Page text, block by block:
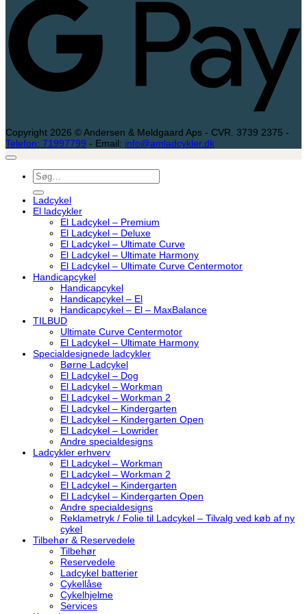
Copyright 2026 © Andersen & Meldgaard Aps - CVR. 3739 2375 -
Telefon: 71997799 - Email: info@amladcykler.dk
Søg
efter:
Ladcykel
El ladcykler
El Ladcykel – Premium
El Ladcykel – Deluxe
El Ladcykel – Ultimate Curve
El Ladcykel – Ultimate Harmony
El Ladcykel – Ultimate Curve Centermotor
Handicapcykel
Handicapcykel
Handicapcykel – El
Handicapcykel – El – MaxBalance
TILBUD
Ultimate Curve Centermotor
El Ladcykel – Ultimate Harmony
Specialdesignede ladcykler
Børne Ladcykel
El Ladcykel – Dog
El Ladcykel – Workman
El Ladcykel – Workman 2
El Ladcykel – Kindergarten
El Ladcykel – Kindergarten Open
El Ladcykel – Lowrider
Andre specialdesigns
Ladcykler erhverv
El Ladcykel – Workman
El Ladcykel – Workman 2
El Ladcykel – Kindergarten
El Ladcykel – Kindergarten Open
Andre specialdesigns
Reklametryk / Folie til Ladcykel – Tilvalg ved køb af ny
cykel
Tilbehør & Reservedele
Tilbehør
Reservedele
Ladcykel batterier
Cykellåse
Cykelhjelme
Services